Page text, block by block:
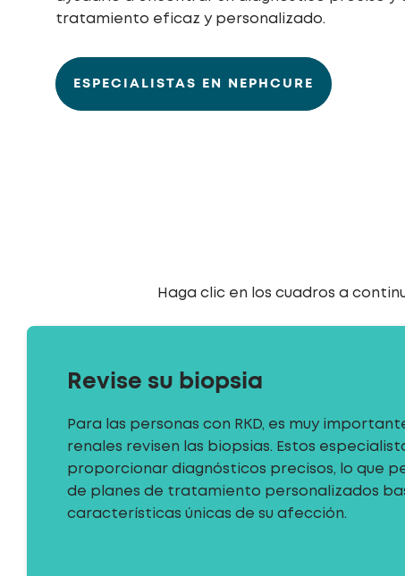
tratamiento eficaz y personalizado.
ESPECIALISTAS EN NEPHCURE
Haga clic en los cuadros a
Revise su biopsia
Para las personas con RKD, es muy
renales revisen las biopsias. Estos
proporcionar diagnósticos precisos, lo que
de planes de tratamiento personalizados
características únicas de su afección.